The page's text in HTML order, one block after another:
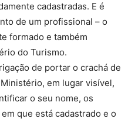
cadastradas. E é
de um profissional – o
formado e também
do Turismo.
de portar o crachá de
em lugar visível,
o seu nome, os
que está cadastrado e o